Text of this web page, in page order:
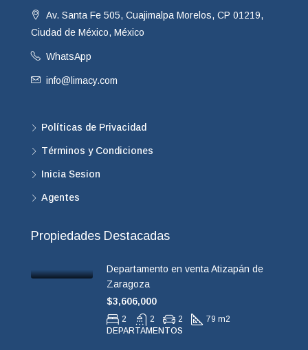
Av. Santa Fe 505, Cuajimalpa Morelos, CP 01219,
Ciudad de México, México
WhatsApp
info@limacy.com
Políticas de Privacidad
Términos y Condiciones
Inicia Sesion
Agentes
Propiedades Destacadas
Departamento en venta Atizapán de
Zaragoza
$3,606,000
2 2 2
79 m2
DEPARTAMENTOS